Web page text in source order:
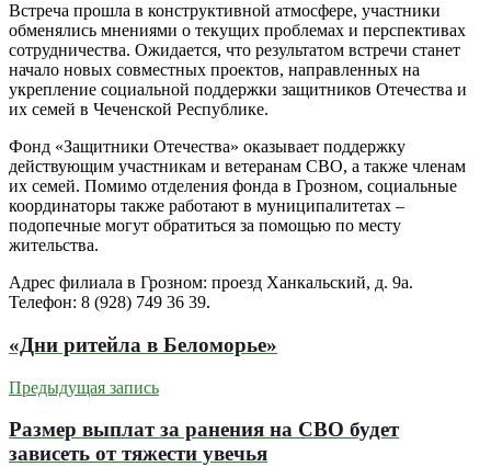
Встреча прошла в конструктивной атмосфере, участники
обменялись мнениями о текущих проблемах и перспективах
сотрудничества. Ожидается, что результатом встречи станет
начало новых совместных проектов, направленных на
укрепление социальной поддержки защитников Отечества и
их семей в Чеченской Республике.
Фонд «Защитники Отечества» оказывает поддержку
действующим участникам и ветеранам СВО, а также членам
их семей. Помимо отделения фонда в Грозном, социальные
координаторы также работают в муниципалитетах –
подопечные могут обратиться за помощью по месту
жительства.
Адрес филиала в Грозном: проезд Ханкальский, д. 9а.
Телефон: 8 (928) 749 36 39.
«Дни ритейла в Беломорье»
Предыдущая запись
Размер выплат за ранения на СВО будет
зависеть от тяжести увечья